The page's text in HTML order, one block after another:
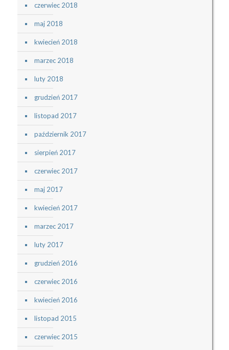
czerwiec 2018
maj 2018
kwiecień 2018
marzec 2018
luty 2018
grudzień 2017
listopad 2017
październik 2017
sierpień 2017
czerwiec 2017
maj 2017
kwiecień 2017
marzec 2017
luty 2017
grudzień 2016
czerwiec 2016
kwiecień 2016
listopad 2015
czerwiec 2015